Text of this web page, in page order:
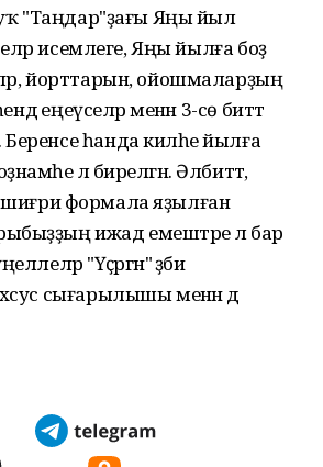
"Таңдар"ҙағы Яңы йыл
исемлеге, Яңы йылға боҙ
йорттарын, ойошмаларҙың
еңеүселәр менән 3-сө биттә
һанда киләһе йылға
лә бирелгән. Әлбиттә,
шиғри формала яҙылған
ижад емештәре лә бар
"Үҫәргән" әҙәби
сығарылышы менән дә